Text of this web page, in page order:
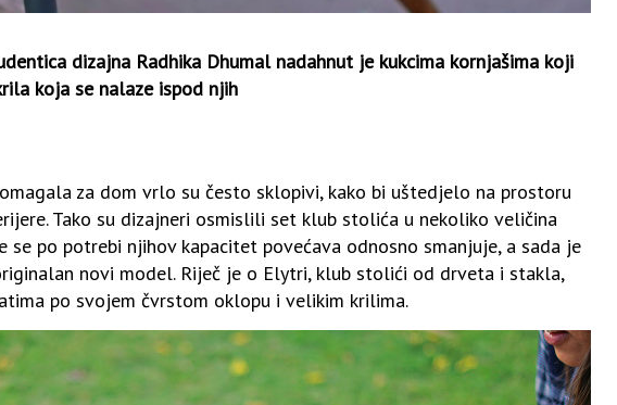
dizajna Radhika Dhumal nadahnut je kukcima kornjašima koji
koja se nalaze ispod njih
za dom vrlo su često sklopivi, kako bi uštedjelo na prostoru
Tako su dizajneri osmislili set klub stolića u nekoliko veličina
po potrebi njihov kapacitet povećava odnosno smanjuje, a sada je
novi model. Riječ je o Elytri, klub stolići od drveta i stakla,
po svojem čvrstom oklopu i velikim krilima.